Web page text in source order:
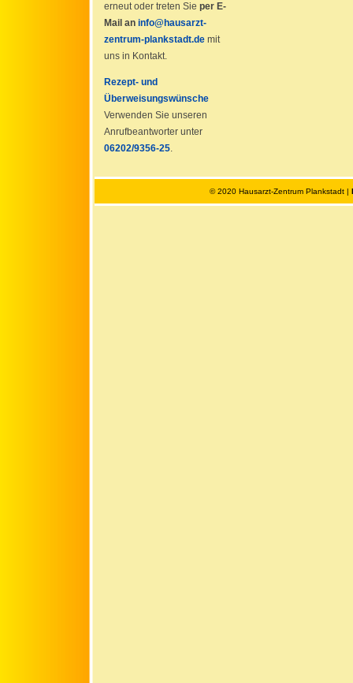
erneut oder treten Sie per E-
Mail an info@hausarzt-
zentrum-plankstadt.de mit
uns in Kontakt.
Rezept- und
Überweisungswünsche
Verwenden Sie unseren
Anrufbeantworter unter
06202/9356-25.
© 2020 Hausarzt-Zentrum Plankstadt |